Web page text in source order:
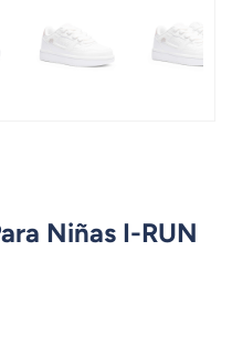
Niñas I-RUN